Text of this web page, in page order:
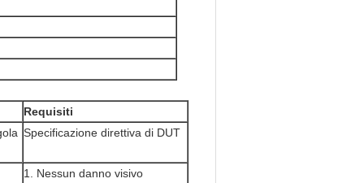
Requisiti
Specificazione direttiva di DUT
1. Nessun danno visivo